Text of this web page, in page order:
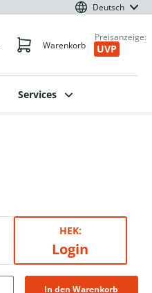
Deutsch
Warenkorb
Preisanzeige:
UVP
Services
HEK:
Login
In den Warenkorb